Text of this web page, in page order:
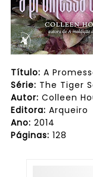
Título: A
Série: The Tiger
Autor: Colleen
Editora: Arqueiro
Ano: 2014
Páginas: 128